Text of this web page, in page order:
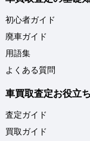
初心者ガイド
廃車ガイド
用語集
よくある質問
車買取査定お役立
査定ガイド
買取ガイド